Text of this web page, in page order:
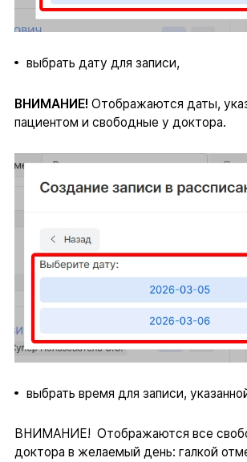
выбрать дату для записи,
ВНИМАНИЕ! Отображаются даты,
пациентом и свободные у доктора.
выбрать время для записи,
ВНИМАНИЕ! Отображаются все
доктора в желаемый день: галкой